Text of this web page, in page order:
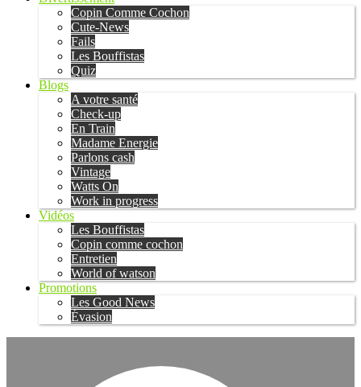
Copin Comme Cochon
Cute-News
Fails
Les Bouffistas
Quiz
Blogs
A votre santé
Check-up
En Train
Madame Energie
Parlons cash
Vintage
Watts On
Work in progress
Vidéos
Les Bouffistas
Copin comme cochon
Entretien
World of watson
Promotions
Les Good News
Évasion